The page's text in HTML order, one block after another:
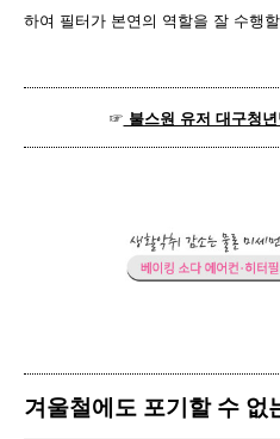
하여 필터가 본연의 역할을 잘 수행
☞ 불스원 유저 대구청
겨울철에도 포기할 수 없